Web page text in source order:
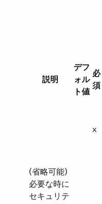
説明
デフ
ォル
ト値
必
須
x
(省略可能)
必要な時に
セキュリテ